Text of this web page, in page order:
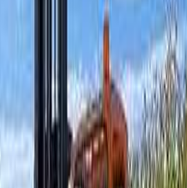
MQ35 S2130 232-EA
dimensions
3500
6500
4160